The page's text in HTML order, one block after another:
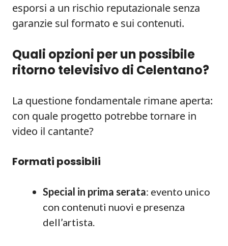
esporsi a un rischio reputazionale senza
garanzie sul formato e sui contenuti.
Quali opzioni per un possibile
ritorno televisivo di Celentano?
La questione fondamentale rimane aperta:
con quale progetto potrebbe tornare in
video il cantante?
Formati possibili
Special in prima serata: evento unico
con contenuti nuovi e presenza
dell’artista.